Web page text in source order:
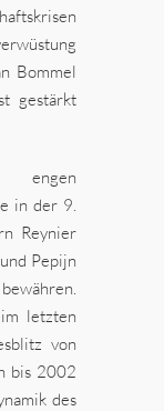
Bommel
gestärkt
in der 9.
Reynier
Pepijn
letzten
von
bis 2002
des